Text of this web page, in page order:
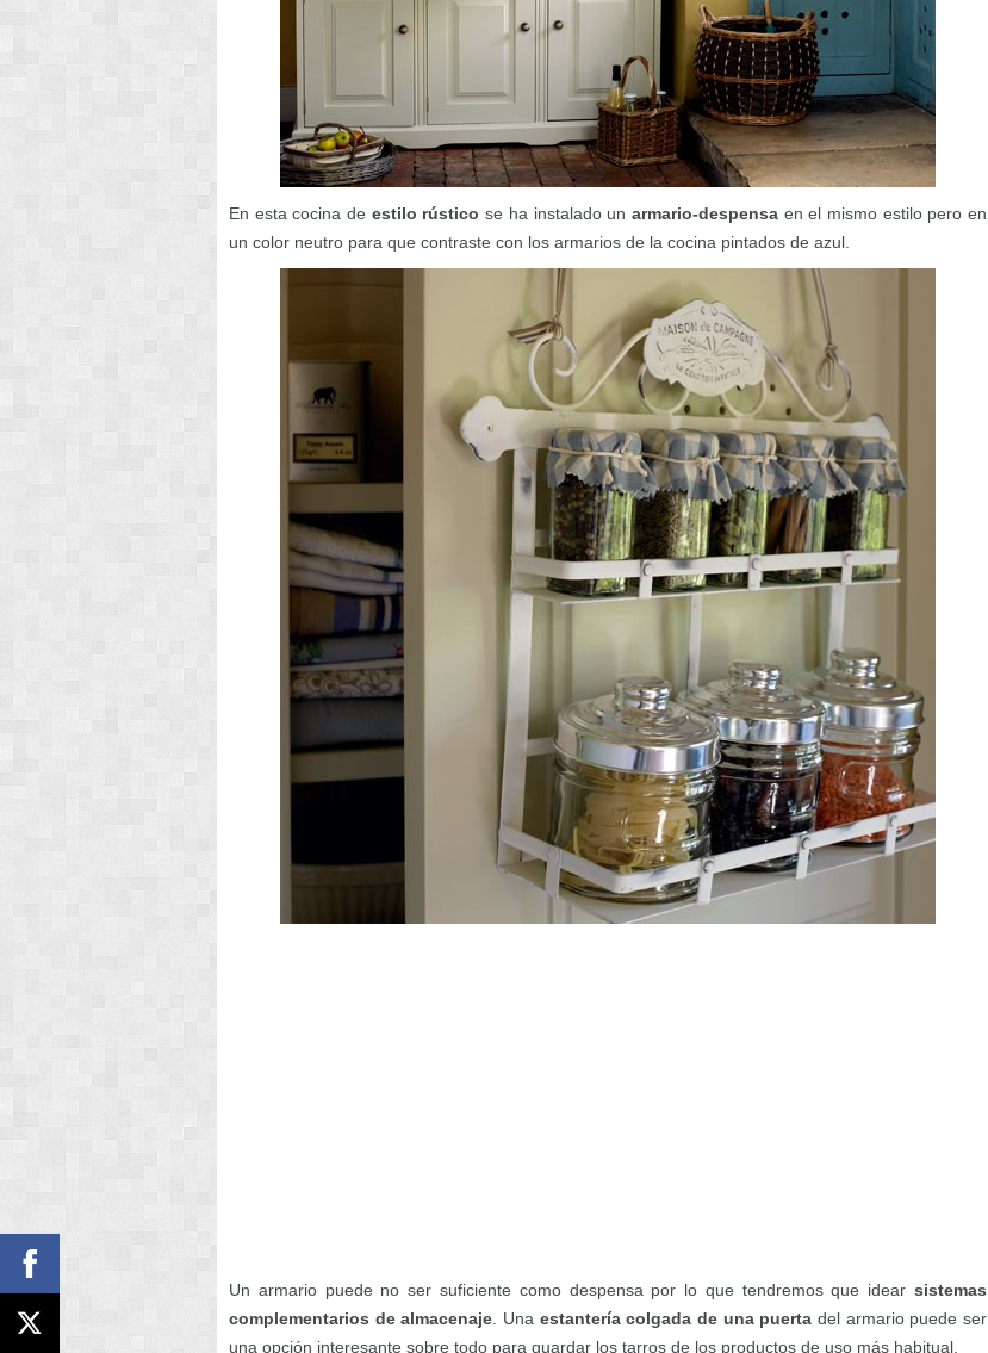
En esta cocina de estilo rústico se ha instalado un armario-despensaen el mismo estilo pero en
un color neutro para que contraste con los armarios de la cocina pintados de azul.
Un armario puede no ser suficiente como despensa por lo que tendremos que idear sistemas
complementarios de almacenaje . Una estantería colgada de una puerta del armario puede ser
una opción interesante sobre todo para guardar los tarros de los productos de uso más habitual.